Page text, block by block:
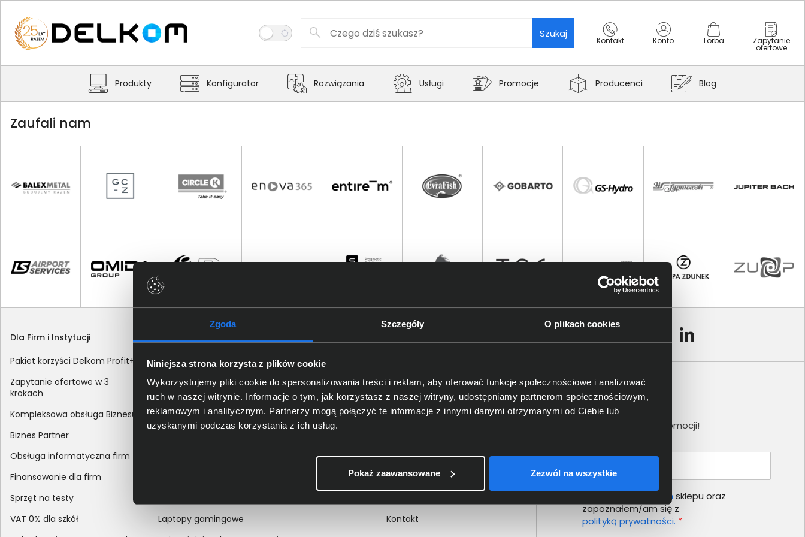
Zgoda Szczegóły O plikach cookies
Niniejsza strona korzysta z plików cookie
Wykorzystujemy pliki cookie do spersonalizowania treści i reklam, aby oferować funkcje społecznościowe i analizować
ruch w naszej witrynie. Informacje o tym, jak korzystasz z naszej witryny, udostępniamy partnerom społecznościowym,
reklamowym i analitycznym. Partnerzy mogą połączyć te informacje z innymi danymi otrzymanymi od Ciebie lub
uzyskanymi podczas korzystania z ich usług.
Pokaż zaawansowane Zezwól na wszystkie
Szukaj
Kontakt Konto Torba Zapytanie
ofertowe
Produkty Konfigurator Rozwiązania Usługi Promocje Producenci Blog
Zaufali nam
Dla Firm i Instytucji
Pakiet korzyści Delkom Profit+
Zapytanie ofertowe w 3
krokach
Kompleksowa obsługa Biznesu
Biznes Partner
Obsługa informatyczna firm
Finansowanie dla firm
Sprzęt na testy
VAT 0% dla szkół
Zakupy
Sposoby dostawy
Metody płatności
Zakup z dofinansowaniem
Odroczony termin płatności
Korekta danych nabywcy na dokumencie
Laptopy gamingowe
Certyfikaty i autoryzacje
Nagrody i wyróżnienia
Polityka prywatności
wewnętrznych
Kontakt
Newsletter
Nie przegap żadnej promocji!
regulamin sklepu oraz
zapoznałem/am się z
polityką prywatności. *